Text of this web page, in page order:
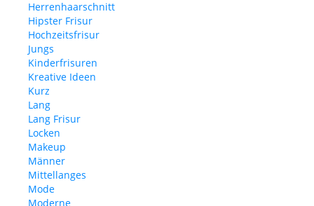
Herrenhaarschnitt
Hipster Frisur
Hochzeitsfrisur
Jungs
Kinderfrisuren
Kreative Ideen
Kurz
Lang
Lang Frisur
Locken
Makeup
Männer
Mittellanges
Mode
Moderne